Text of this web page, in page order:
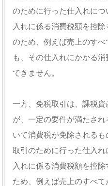
のために行った仕入れに
入れに係る消費税額を控
のため、例えば売上のす
も、その仕入れにかかる
できません。
一方、免税取引は、課税
が、一定の要件が満たさ
いて消費税が免除される
取引のために行った仕入
入れに係る消費税額を控
ため、例えば売上のすべ